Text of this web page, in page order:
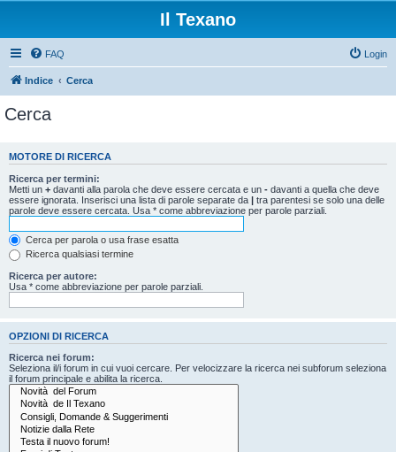
Il Texano
FAQ Login
Indice Cerca
Cerca
MOTORE DI RICERCA
Ricerca per termini:
Metti un + davanti alla parola che deve essere cercata e un - davanti a quella che deve
essere ignorata. Inserisci una lista di parole separate da | tra parentesi se solo una delle
parole deve essere cercata. Usa * come abbreviazione per parole parziali.
Cerca per parola o usa frase esatta
Ricerca qualsiasi termine
Ricerca per autore:
Usa * come abbreviazione per parole parziali.
OPZIONI DI RICERCA
Ricerca nei forum:
Seleziona il/i forum in cui vuoi cercare. Per velocizzare la ricerca nei subforum seleziona
il forum principale e abilita la ricerca.